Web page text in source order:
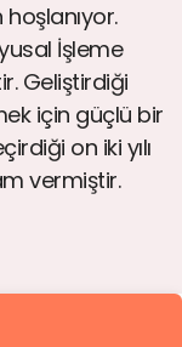
İşleme
Geliştirdiği
için güçlü bir
on iki yılı
vermiştir.